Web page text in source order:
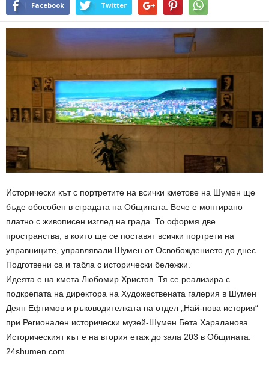
Facebook Twitter
Исторически кът с портретите на всички кметове на Шумен ще
бъде обособен в сградата на Общината. Вече е монтирано
платно с живописен изглед на града. То оформя две
пространства, в които ще се поставят всички портрети на
управниците, управлявали Шумен от Освобождението до днес.
Подготвени са и табла с исторически бележки.
Идеята е на кмета Любомир Христов. Тя се реализира с
подкрепата на директора на Художествената галерия в Шумен
Деян Ефтимов и ръководителката на отдел „Най-нова история“
при Регионален исторически музей-Шумен Бета Хараланова.
Историческият кът е на втория етаж до зала 203 в Общината.
24shumen.com